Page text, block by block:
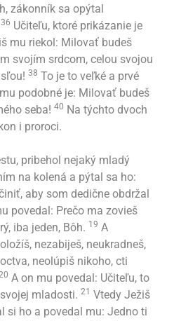
zákonník sa opýtal
36 Učiteľu, ktoré prikázanie je
mu riekol: Milovať budeš
svojím srdcom, celou svojou
38 To je to veľké a prvé
podobné je: Milovať budeš
seba! 40 Na týchto dvoch
i proroci.
pribehol nejaký mladý
na kolená a pýtal sa ho:
aby som dedične obdržal
povedal: Prečo ma zovieš
iba jeden, Bôh. 19 A
nezabiješ, neukradneš,
neolúpiš nikoho, cti
A on mu povedal: Učiteľu, to
mladosti. 21 Vtedy Ježiš
si ho a povedal mu: Jedno ti